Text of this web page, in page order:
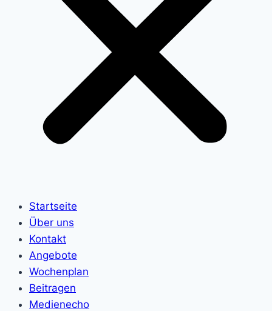
Startseite
Über uns
Kontakt
Angebote
Wochenplan
Beitragen
Medienecho